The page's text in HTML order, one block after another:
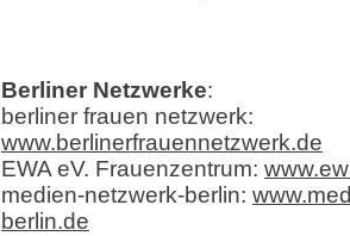
Berliner Netzwerke:
berliner frauen netzwerk:
www.berlinerfrauennetzwerk.de
EWA eV. Frauenzentrum:
medien-netzwerk-berlin:
berlin.de